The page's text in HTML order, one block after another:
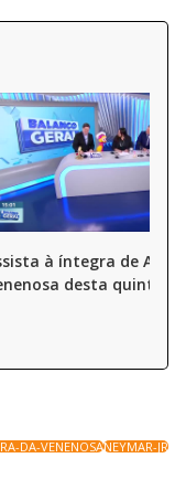
à íntegra de A
desta quinta (6)
DA-VENENOSANEYMAR-JR